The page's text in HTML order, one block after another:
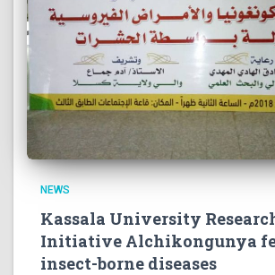
NEWS
Kassala University
Initiative Alchikongunya
insect-borne diseases